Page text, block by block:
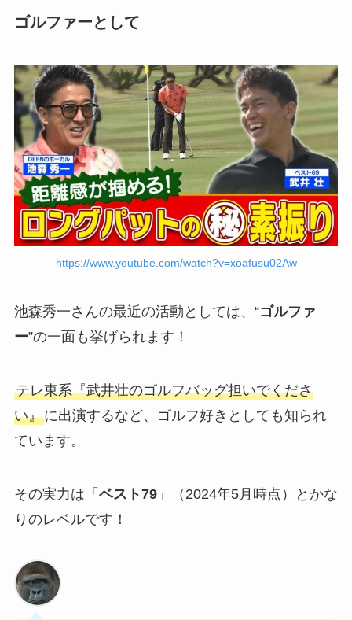
ゴルファーとして
https://www.youtube.com/watch?v=xoafusu02Aw
池森秀一さんの最近の活動としては、“ゴルファ
ー”の一面も挙げられます！
テレ東系『武井壮のゴルフバッグ担いでくださ
い』に出演するなど、ゴルフ好きとしても知られ
ています。
その実力は「 ベスト79」（2024年5月時点）とかな
りのレベルです！